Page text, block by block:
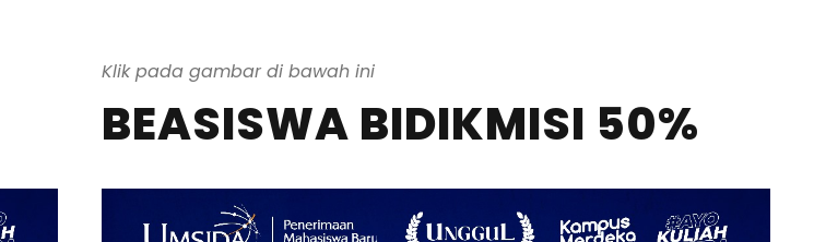
Klik pada gambar di bawah ini
BEASISWA BIDIKMISI 50%